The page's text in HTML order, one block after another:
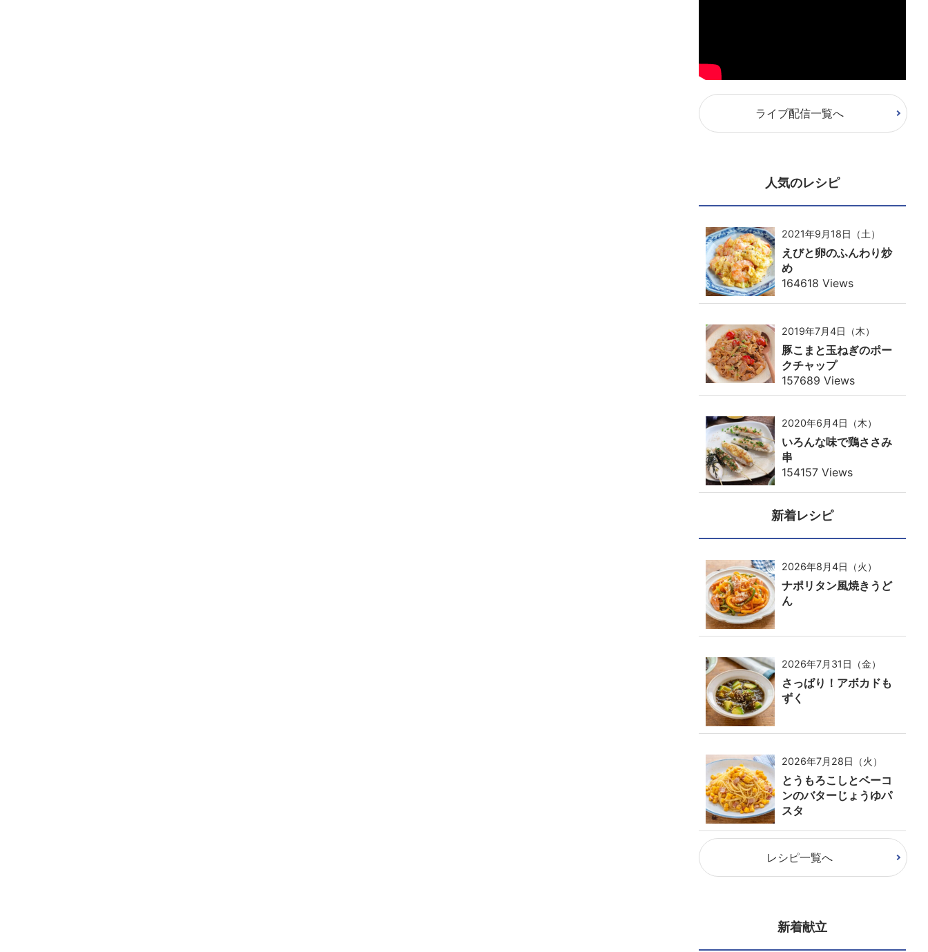
ライブ配信一覧へ
人気のレシピ
2021年9月18日（土）
えびと卵のふんわり炒
め
164618 Views
2019年7月4日（木）
豚こまと玉ねぎのポー
クチャップ
157689 Views
2020年6月4日（木）
いろんな味で鶏ささみ
串
154157 Views
新着レシピ
2026年8月4日（火）
ナポリタン風焼きうど
ん
2026年7月31日（金）
さっぱり！アボカドも
ずく
2026年7月28日（火）
とうもろこしとベーコ
ンのバターじょうゆパ
スタ
レシピ一覧へ
新着献立